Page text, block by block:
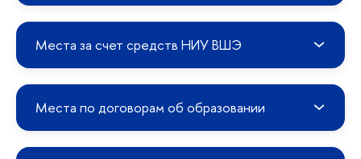
Места за счет средств НИУ ВШЭ
Места по договорам об образовании